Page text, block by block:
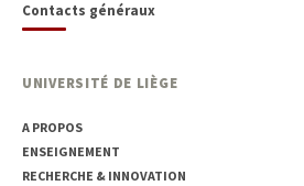
Contacts généraux
UNIVERSITÉ DE LIÈGE
A PROPOS
ENSEIGNEMENT
RECHERCHE & INNOVATION